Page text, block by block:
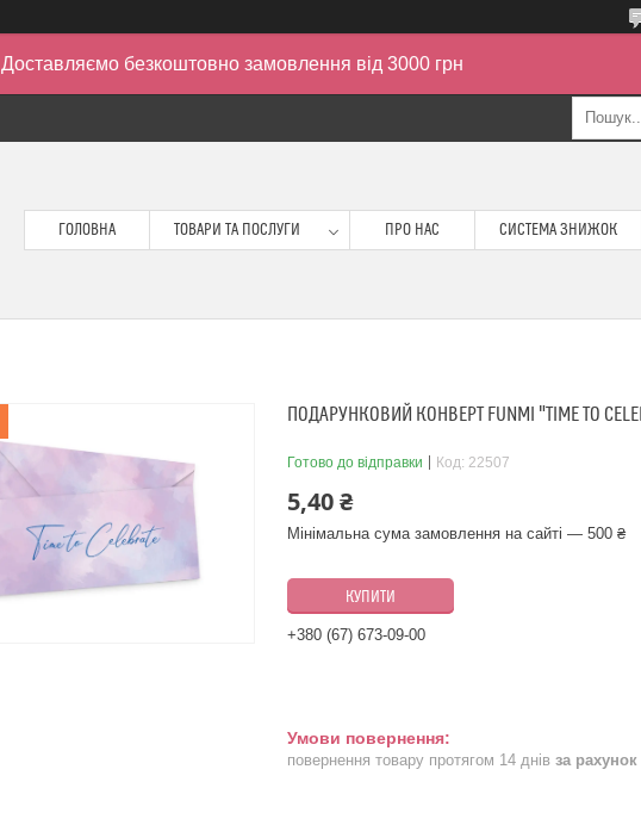
Доставляємо безкоштовно замовлення від 3000 грн
ГОЛОВНА ТОВАРИ ТА ПОСЛУГИ ПРО НАС СИСТЕМА ЗНИЖОК
ПОДАРУНКОВИЙ КОНВЕРТ FUNMI "TIME TO
Готово до відправки Код: 22507
5,40 ₴
Мінімальна сума замовлення на сайті — 500 ₴
КУПИТИ
+380 (67) 673-09-00
повернення товару протягом 14 днів за